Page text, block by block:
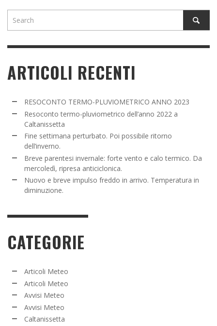
ARTICOLI RECENTI
RESOCONTO TERMO-PLUVIOMETRICO ANNO 2023
Resoconto termo-pluviometrico dell’anno 2022 a
Caltanissetta
Fine settimana perturbato. Poi possibile ritorno
dell’inverno.
Breve parentesi invernale: forte vento e calo termico. Da
mercoledì, ripresa anticiclonica.
Nuovo e breve impulso freddo in arrivo. Temperatura in
diminuzione.
CATEGORIE
Articoli Meteo
Articoli Meteo
Avvisi Meteo
Avvisi Meteo
Caltanissetta